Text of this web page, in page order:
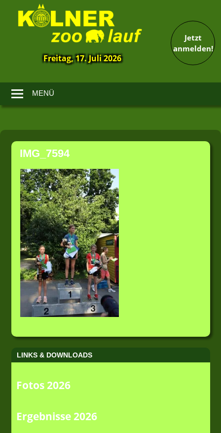
Zoolauf
Freitag, 17. Juli 2026
Jetzt
anmelden!
MENÜ
Zum
Inhalt
springenIMG_7594
LINKS & DOWNLOADS
Fotos 2026
Ergebnisse 2026